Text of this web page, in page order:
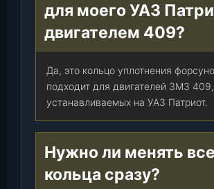
для моего УАЗ
двигателем 409?
Да, это кольцо уплотнения
подходит для двигателей ЗМЗ 409,
устанавливаемых на УАЗ Патриот.
Нужно ли менять все
кольца сразу?